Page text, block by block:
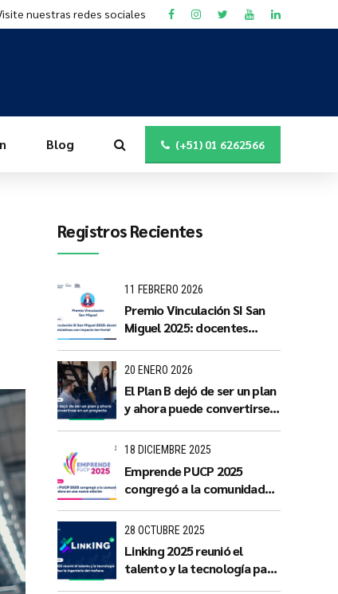
nuestras redes sociales
(+51) 01 6262566
Blog
Registros Recientes
11 FEBRERO 2026
Premio Vinculación SI San
Miguel 2025: docentes
con impacto territorial
20 ENERO 2026
El Plan B dejó de ser un plan
y ahora puede convertirse
18 DICIEMBRE 2025
Emprende PUCP 2025
congregó a la comunidad
nueva edición
28 OCTUBRE 2025
Linking 2025 reunió el
talento y la tecnología para